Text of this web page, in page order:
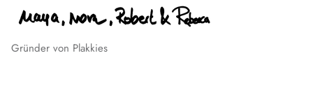
Gründer von Plakkies